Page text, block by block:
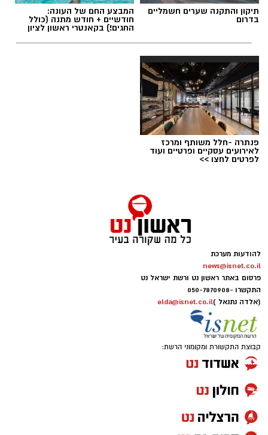
תיקון והתקנה שערים חשמליים
בדרום
המבצע החם של העונה:
חודשיים + חודש מתנה (כולל
החגים!) בקאנטרי ראשון לציון
פנתרה -חלל משותף ומרכז
לאירועים עסקיים ופרטיים ועוד
לפרטים לחצו >>
להודעות מערכת
news@isnet.co.il
פרסום באתר ראשון נט ורשת ישראל נט
התקשרו -050-7870908
(אלדה נתנאל )elda@isnet.co.il
קבוצת התקשורת ומקומוני הרשת: